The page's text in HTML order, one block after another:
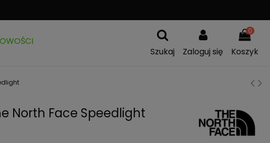
Szukaj
Zaloguj się
0
Koszyk
North Face Speedlight